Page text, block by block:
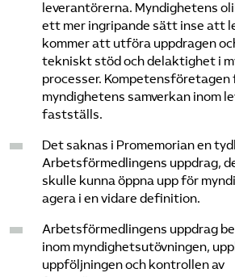
leverantörerna. Myndighetens
ett mer ingripande sätt inse att
kommer att utföra uppdragen
tekniskt stöd och delaktighet i
processer.
myndighetens samverkan inom
fastställs.
Det saknas i Promemorian en
Arbetsförmedlingens uppdrag,
skulle kunna öppna upp för
agera i en vidare definition.
Arbetsförmedlingens uppdrag
inom myndighetsutövningen,
uppföljningen och kontrollen av